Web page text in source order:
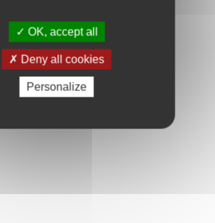
OK, accept all
Deny all cookies
Personalize